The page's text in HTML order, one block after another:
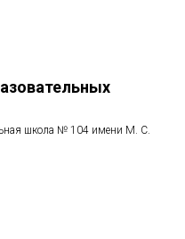
школа № 104 имени М. С.